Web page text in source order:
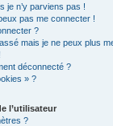
je n’y parviens pas !
pas me connecter !
?
mais je ne peux plus
déconnecté ?
» ?
l’utilisateur
?